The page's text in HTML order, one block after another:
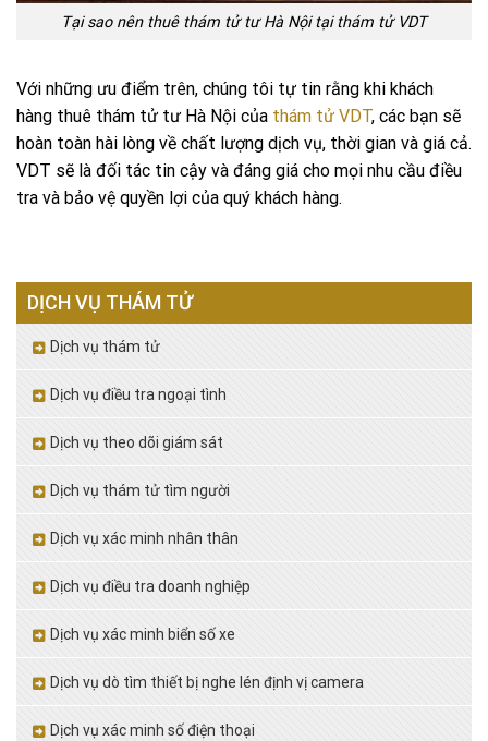
Tại sao nên thuê thám tử tư Hà Nội tại thám tử VDT
Với những ưu điểm trên, chúng tôi tự tin rằng khi khách
hàng thuê thám tử tư Hà Nội của thám tử VDT, các bạn sẽ
hoàn toàn hài lòng về chất lượng dịch vụ, thời gian và giá cả.
VDT sẽ là đối tác tin cậy và đáng giá cho mọi nhu cầu điều
tra và bảo vệ quyền lợi của quý khách hàng.
DỊCH VỤ THÁM TỬ
Dịch vụ thám tử
Dịch vụ điều tra ngoại tình
Dịch vụ theo dõi giám sát
Dịch vụ thám tử tìm người
Dịch vụ xác minh nhân thân
Dịch vụ điều tra doanh nghiệp
Dịch vụ xác minh biển số xe
Dịch vụ dò tìm thiết bị nghe lén định vị camera
Dịch vụ xác minh số điện thoại